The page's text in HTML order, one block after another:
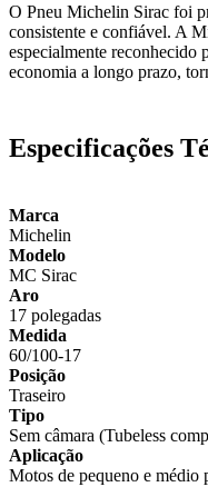
O Pneu Michelin Sirac foi
consistente e confiável. A
especialmente reconhecido
economia a longo prazo,
Especificações
Marca
Michelin
Modelo
MC Sirac
Aro
17 polegadas
Medida
60/100-17
Posição
Traseiro
Tipo
Sem câmara (Tubeless
Aplicação
Motos de pequeno e médio